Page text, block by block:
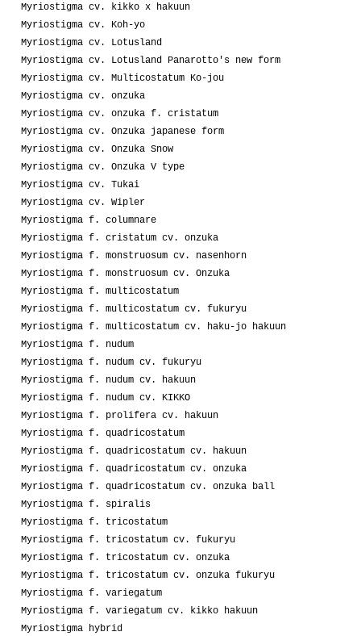
Myriostigma cv. kikko x hakuun
Myriostigma cv. Koh-yo
Myriostigma cv. Lotusland
Myriostigma cv. Lotusland Panarotto's new form
Myriostigma cv. Multicostatum Ko-jou
Myriostigma cv. onzuka
Myriostigma cv. onzuka f. cristatum
Myriostigma cv. Onzuka japanese form
Myriostigma cv. Onzuka Snow
Myriostigma cv. Onzuka V type
Myriostigma cv. Tukai
Myriostigma cv. Wipler
Myriostigma f. columnare
Myriostigma f. cristatum cv. onzuka
Myriostigma f. monstruosum cv. nasenhorn
Myriostigma f. monstruosum cv. Onzuka
Myriostigma f. multicostatum
Myriostigma f. multicostatum cv. fukuryu
Myriostigma f. multicostatum cv. haku-jo hakuun
Myriostigma f. nudum
Myriostigma f. nudum cv. fukuryu
Myriostigma f. nudum cv. hakuun
Myriostigma f. nudum cv. KIKKO
Myriostigma f. prolifera cv. hakuun
Myriostigma f. quadricostatum
Myriostigma f. quadricostatum cv. hakuun
Myriostigma f. quadricostatum cv. onzuka
Myriostigma f. quadricostatum cv. onzuka ball
Myriostigma f. spiralis
Myriostigma f. tricostatum
Myriostigma f. tricostatum cv. fukuryu
Myriostigma f. tricostatum cv. onzuka
Myriostigma f. tricostatum cv. onzuka fukuryu
Myriostigma f. variegatum
Myriostigma f. variegatum cv. kikko hakuun
Myriostigma hybrid